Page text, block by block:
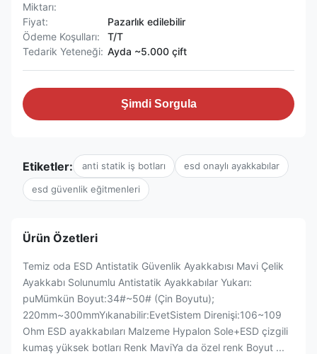
Miktarı:
Fiyat:
Pazarlık edilebilir
Ödeme Koşulları:
T/T
Tedarik Yeteneği: Ayda ~5.000 çift
Şimdi Sorgula
Etiketler: anti statik iş botları esd onaylı ayakkabılar
esd güvenlik eğitmenleri
Ürün Özetleri
Temiz oda ESD Antistatik Güvenlik Ayakkabısı Mavi Çelik
Ayakkabı Solunumlu Antistatik Ayakkabılar Yukarı:
puMümkün Boyut:34#~50# (Çin Boyutu);
220mm~300mmYıkanabilir:EvetSistem Direnişi:106~109
Ohm ESD ayakkabıları Malzeme Hypalon Sole+ESD çizgili
kumaş yüksek botları Renk MaviYa da özel renk Boyut ...